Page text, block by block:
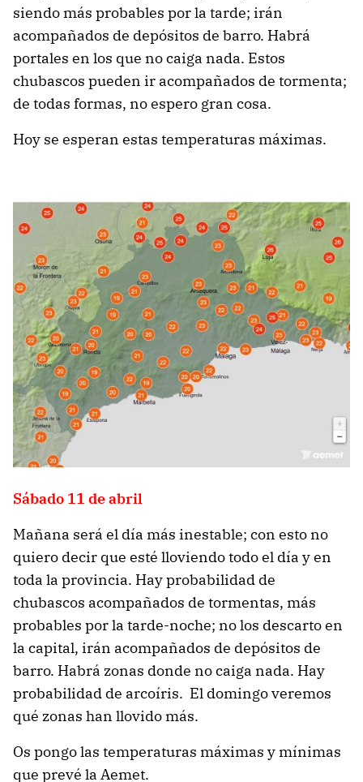
siendo más probables por la tarde; irán
acompañados de depósitos de barro. Habrá
portales en los que no caiga nada. Estos
chubascos pueden ir acompañados de tormenta;
de todas formas, no espero gran cosa.
Hoy se esperan estas temperaturas máximas.
Sábado 11 de abril
Mañana será el día más inestable; con esto no
quiero decir que esté lloviendo todo el día y en
toda la provincia. Hay probabilidad de
chubascos acompañados de tormentas, más
probables por la tarde-noche; no los descarto en
la capital, irán acompañados de depósitos de
barro. Habrá zonas donde no caiga nada. Hay
probabilidad de arcoíris. El domingo veremos
qué zonas han llovido más.
Os pongo las temperaturas máximas y mínimas
que prevé la Aemet.